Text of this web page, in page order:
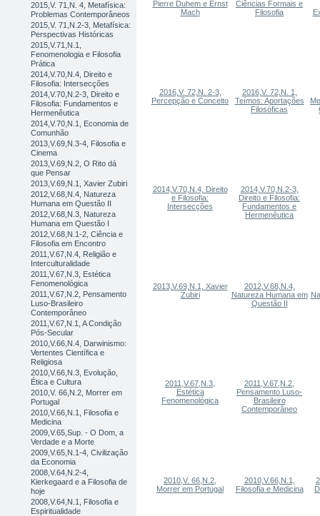
2015,V. 71,N. 4, Metafísica:
Problemas Contemporâneos
2015,V. 71,N.2-3, Metafísica:
Perspectivas Históricas
2015,V.71,N.1,
Fenomenologia e Filosofia
Prática
2014,V.70,N.4, Direito e
Filosofia: Intersecções
2014,V.70,N.2-3, Direito e
Filosofia: Fundamentos e
Hermenêutica
2014,V.70,N.1, Economia de
Comunhão
2013,V.69,N.3-4, Filosofia e
Cinema
2013,V.69,N.2, O Rito dá
que Pensar
2013,V.69,N.1, Xavier Zubiri
2012,V.68,N.4, Natureza
Humana em Questão II
2012,V.68,N.3, Natureza
Humana em Questão I
2012,V.68,N.1-2, Ciência e
Filosofia em Encontro
2011,V.67,N.4, Religião e
Interculturalidade
2011,V.67,N.3, Estética
Fenomenológica
2011,V.67,N.2, Pensamento
Luso-Brasileiro
Contemporâneo
2011,V.67,N.1, A Condição
Pós-Secular
2010,V.66,N.4, Darwinismo:
Vertentes Científica e
Religiosa
2010,V.66,N.3, Evolução,
Ética e Cultura
2010,V. 66,N.2, Morrer em
Portugal
2010,V.66,N.1, Filosofia e
Medicina
2009,V.65,Sup. - O Dom, a
Verdade e a Morte
2009,V.65,N.1-4, Civilização
da Economia
2008,V.64,N.2-4,
Kierkegaard e a Filosofia de
hoje
2008,V.64,N.1, Filosofia e
Espiritualidade
Pierre Duhem e Ernst
Mach
Ciências Formais e
Filosofia
2016,V. 72,N. 2-3,
Percepção e Conceito
2016,V. 72,N. 1,
Teímos: Aportações
Filosóficas
2014,V.70,N.4, Direito
e Filosofia:
Intersecções
2014,V.70,N.2-3,
Direito e Filosofia:
Fundamentos e
Hermenêutica
2013,V.69,N.1, Xavier
Zubiri
2012,V.68,N.4,
Natureza Humana em
Questão II
2011,V.67,N.3,
Estética
Fenomenológica
2011,V.67,N.2,
Pensamento Luso-
Brasileiro
Contemporâneo
2010,V. 66,N.2,
Morrer em Portugal
2010,V.66,N.1,
Filosofia e Medicina